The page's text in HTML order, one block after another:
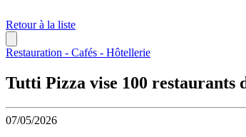
Retour à la liste
Restauration - Cafés - Hôtellerie
Tutti Pizza vise 100 restaurants
07/05/2026